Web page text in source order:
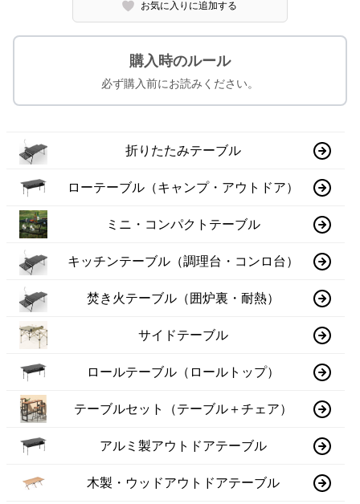
お気に入りに追加する
購入時のルール
必ず購入前にお読みください。
折りたたみテーブル
ローテーブル（キャンプ・アウトドア）
ミニ・コンパクトテーブル
キッチンテーブル（調理台・コンロ台）
焚き火テーブル（囲炉裏・耐熱）
サイドテーブル
ロールテーブル（ロールトップ）
テーブルセット（テーブル＋チェア）
アルミ製アウトドアテーブル
木製・ウッドアウトドアテーブル